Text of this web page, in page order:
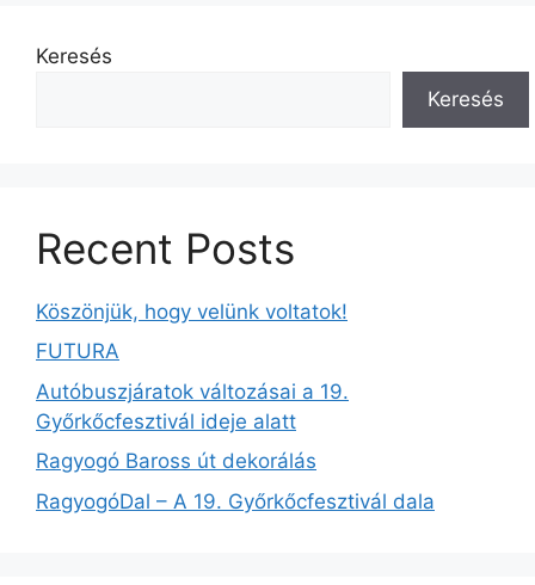
Keresés
Keresés
Recent Posts
Köszönjük, hogy velünk voltatok!
FUTURA
Autóbuszjáratok változásai a 19.
Győrkőcfesztivál ideje alatt
Ragyogó Baross út dekorálás
RagyogóDal – A 19. Győrkőcfesztivál dala